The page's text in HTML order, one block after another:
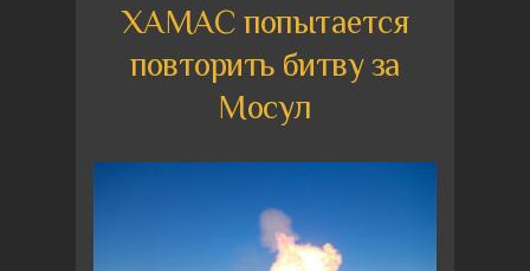
ХАМАС попытается
повторить битву за
Мосул